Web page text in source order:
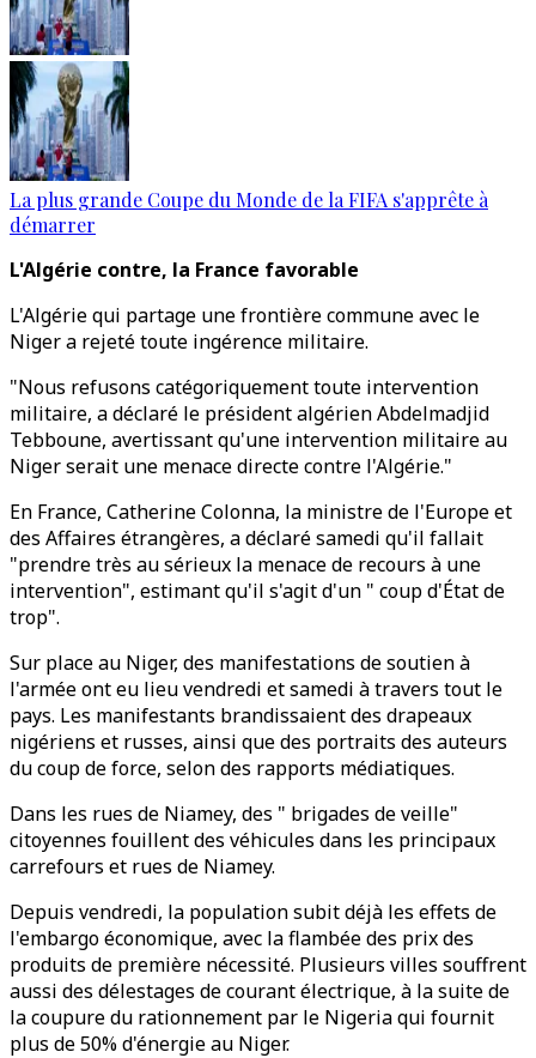
La plus grande Coupe du Monde de la FIFA s'apprête à
démarrer
L'Algérie contre, la France favorable
L'Algérie qui partage une frontière commune avec le
Niger a rejeté toute ingérence militaire.
"Nous refusons catégoriquement toute intervention
militaire, a déclaré le président algérien Abdelmadjid
Tebboune, avertissant qu'une intervention militaire au
Niger serait une menace directe contre l'Algérie."
En France, Catherine Colonna, la ministre de l'Europe et
des Affaires étrangères, a déclaré samedi qu'il fallait
"prendre très au sérieux la menace de recours à une
intervention", estimant qu'il s'agit d'un " coup d'État de
trop".
Sur place au Niger, des manifestations de soutien à
l'armée ont eu lieu vendredi et samedi à travers tout le
pays. Les manifestants brandissaient des drapeaux
nigériens et russes, ainsi que des portraits des auteurs
du coup de force, selon des rapports médiatiques.
Dans les rues de Niamey, des " brigades de veille"
citoyennes fouillent des véhicules dans les principaux
carrefours et rues de Niamey.
Depuis vendredi, la population subit déjà les effets de
l'embargo économique, avec la flambée des prix des
produits de première nécessité. Plusieurs villes souffrent
aussi des délestages de courant électrique, à la suite de
la coupure du rationnement par le Nigeria qui fournit
plus de 50% d'énergie au Niger.